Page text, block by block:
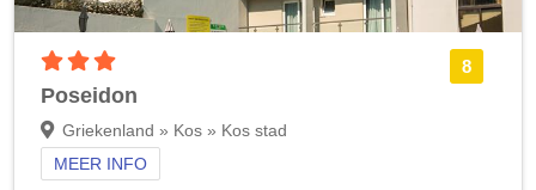
8
Poseidon
Griekenland » Kos » Kos stad
MEER INFO